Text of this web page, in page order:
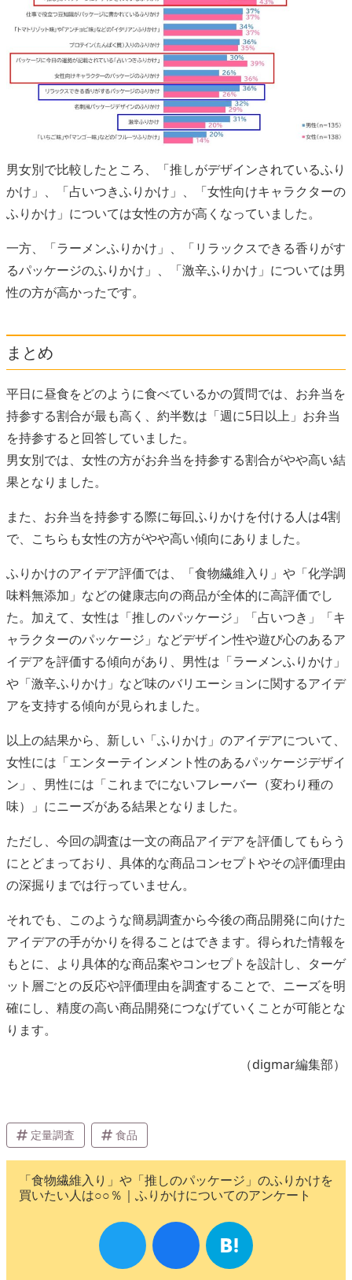
男女別で比較したところ、「推しがデザインされているふり
かけ」、「占いつきふりかけ」、「女性向けキャラクターの
ふりかけ」については女性の方が高くなっていました。
一方、「ラーメンふりかけ」、「リラックスできる香りがす
るパッケージのふりかけ」、「激辛ふりかけ」については男
性の方が高かったです。
まとめ
平日に昼食をどのように食べているかの質問では、お弁当を
持参する割合が最も高く、約半数は「週に5日以上」お弁当
を持参すると回答していました。
男女別では、女性の方がお弁当を持参する割合がやや高い結
果となりました。
また、お弁当を持参する際に毎回ふりかけを付ける人は4割
で、こちらも女性の方がやや高い傾向にありました。
ふりかけのアイデア評価では、「食物繊維入り」や「化学調
味料無添加」などの健康志向の商品が全体的に高評価でし
た。加えて、女性は「推しのパッケージ」「占いつき」「キ
ャラクターのパッケージ」などデザイン性や遊び心のあるア
イデアを評価する傾向があり、男性は「ラーメンふりかけ」
や「激辛ふりかけ」など味のバリエーションに関するアイデ
アを支持する傾向が見られました。
以上の結果から、新しい「ふりかけ」のアイデアについて、
女性には「エンターテインメント性のあるパッケージデザイ
ン」、男性には「これまでにないフレーバー（変わり種の
味）」にニーズがある結果となりました。
ただし、今回の調査は一文の商品アイデアを評価してもらう
にとどまっており、具体的な商品コンセプトやその評価理由
の深掘りまでは行っていません。
それでも、このような簡易調査から今後の商品開発に向けた
アイデアの手がかりを得ることはできます。得られた情報を
もとに、より具体的な商品案やコンセプトを設計し、ターゲ
ット層ごとの反応や評価理由を調査することで、ニーズを明
確にし、精度の高い商品開発につなげていくことが可能とな
ります。
（digmar編集部）
定量調査 食品
「食物繊維入り」や「推しのパッケージ」のふりかけを
買いたい人は○○％｜ふりかけについてのアンケート